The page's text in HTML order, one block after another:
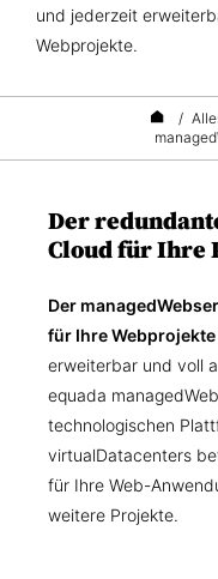
und jederzeit
Webprojekte.
/
Der
Cloud für Ihre
Der
für Ihre Webprojekte
erweiterbar und voll
equada
technologischen
virtualDatacenters
für Ihre Web-
weitere Projekte.